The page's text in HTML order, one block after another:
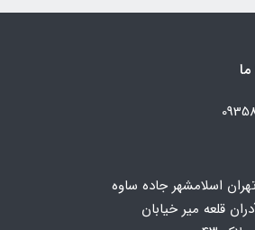
اسلامشهر جاده ساوه
قلعه میر خیابان